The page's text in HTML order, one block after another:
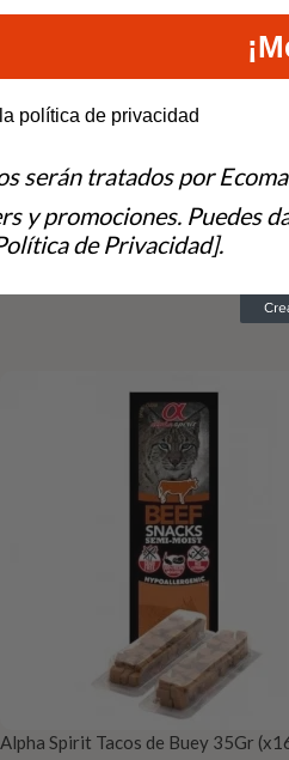
Alpha Spirit Tacos de Buey 35Gr
like to hear from us?
política de privacidad
serán tratados por
y promociones. Puedes
de Privacidad].